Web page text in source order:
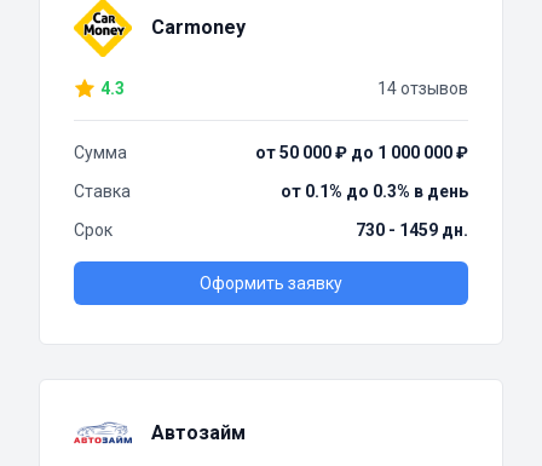
Carmoney
4.3 14 отзывов
Сумма
от 50 000 ₽ до 1 000 000 ₽
Ставка
от 0.1% до 0.3% в день
Срок
730 - 1459 дн.
Оформить заявку
Автозайм